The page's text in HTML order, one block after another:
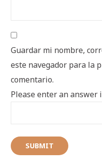
Guardar mi nombre,
este navegador para la
comentario.
Please enter an answer